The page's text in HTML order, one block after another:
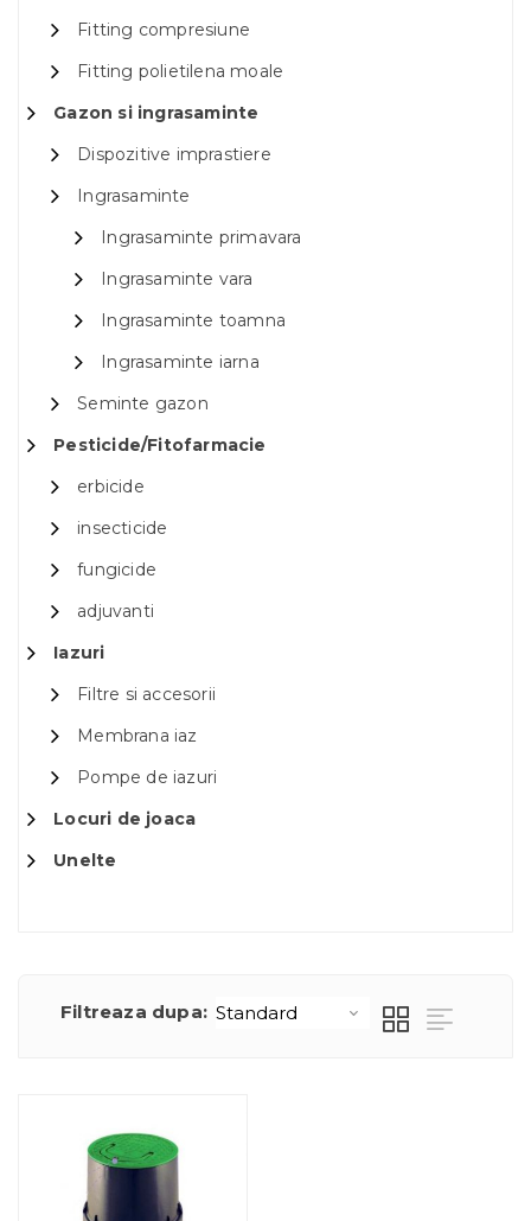
Fitting compresiune
Fitting polietilena moale
Gazon si ingrasaminte
Dispozitive imprastiere
Ingrasaminte
Ingrasaminte primavara
Ingrasaminte vara
Ingrasaminte toamna
Ingrasaminte iarna
Seminte gazon
Pesticide/Fitofarmacie
erbicide
insecticide
fungicide
adjuvanti
Iazuri
Filtre si accesorii
Membrana iaz
Pompe de iazuri
Locuri de joaca
Unelte
Filtreaza dupa: